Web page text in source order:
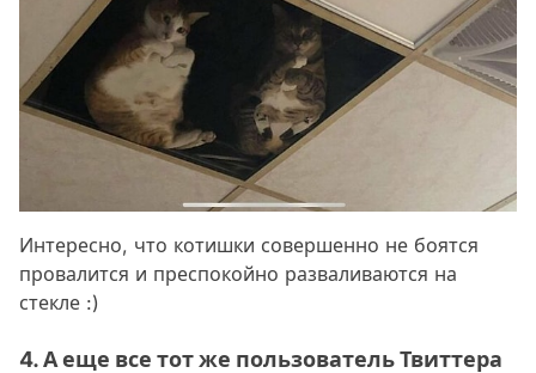
Интересно, что котишки совершенно не боятся
провалится и преспокойно разваливаются на
стекле :)
4. А еще все тот же пользователь Твиттера